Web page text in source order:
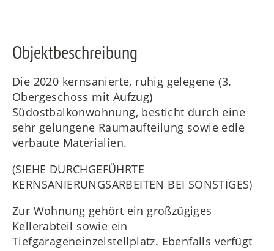
Objektbeschreibung
Die 2020 kernsanierte, ruhig gelegene (3.
Obergeschoss mit Aufzug)
Südostbalkonwohnung, besticht durch eine
sehr gelungene Raumaufteilung sowie edle
verbaute Materialien.
(SIEHE DURCHGEFÜHRTE
KERNSANIERUNGSARBEITEN BEI SONSTIGES)
Zur Wohnung gehört ein großzügiges
Kellerabteil sowie ein
Tiefgarageneinzelstellplatz. Ebenfalls verfügt